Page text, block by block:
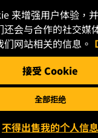
All rights
来增强用户体验，
还会与合作的社交媒
网站相关的信息。
接受 Cookie
全部拒绝
不得出售我的个人信息